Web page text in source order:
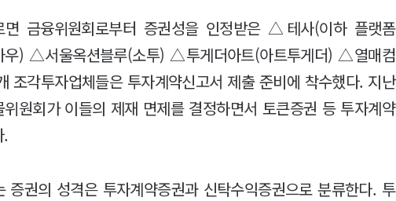
면 금융위원회로부터 증권성을 인정받은 △테사(이하 플랫폼
) △서울옥션블루(소투) △투게더아트(아트투게더) △열매컴
조각투자업체들은 투자계약신고서 제출 준비에 착수했다. 지난
원회가 이들의 제재 면제를 결정하면서 토큰증권 등 투자계약
.
증권의 성격은 투자계약증권과 신탁수익증권으로 분류한다. 투